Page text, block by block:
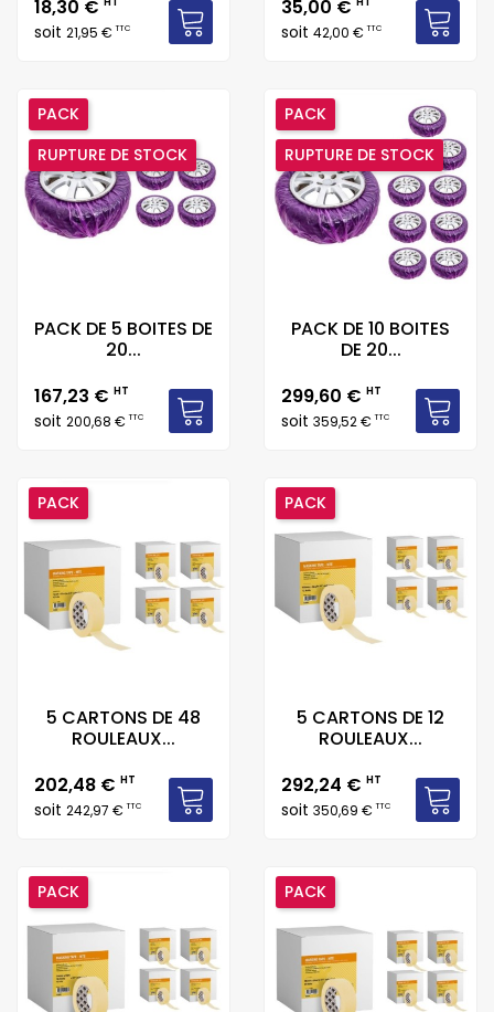
Prix
18,30 €
soit 21,95 €TTC
Prix
35,00 €
soit 42,00 €TTC
PACK DE 5 BOITES DE
20...
Prix
167,23 € HT
soit 200,68 €TTC
PACK
RUPTURE DE STOCK
PACK DE 10 BOITES
DE 20...
Prix
299,60 € HT
soit 359,52 €TTC
PACK
RUPTURE DE STOCK
5 CARTONS DE 48
ROULEAUX...
Prix
202,48 € HT
soit 242,97 €TTC
PACK
5 CARTONS DE 12
ROULEAUX...
Prix
292,24 € HT
soit 350,69 €TTC
PACK
PACK PACK